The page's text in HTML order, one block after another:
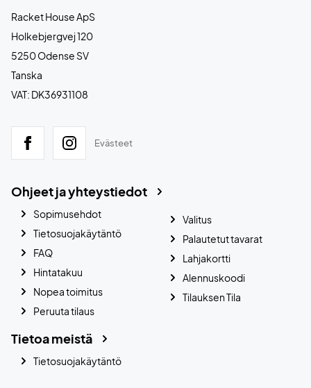
Racket House ApS
Holkebjergvej 120
5250 Odense SV
Tanska
VAT: DK36931108
Evästeet
Ohjeet ja yhteystiedot
Sopimusehdot
Tietosuojakäytäntö
FAQ
Hintatakuu
Nopea toimitus
Peruuta tilaus
Valitus
Palautetut tavarat
Lahjakortti
Alennuskoodi
Tilauksen Tila
Tietoa meistä
Tietosuojakäytäntö